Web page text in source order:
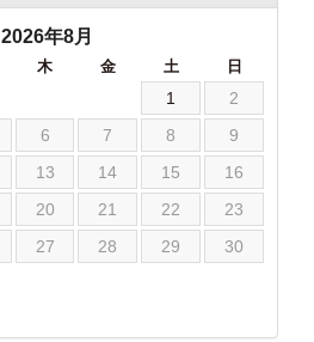
2026年8月
木 金 土 日
1
2
6 7 8
9
13 14 15
16
20 21 22
23
27 28 29
30